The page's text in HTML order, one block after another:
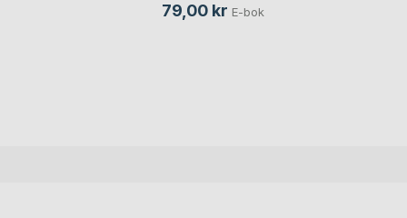
79,00 kr E-bok